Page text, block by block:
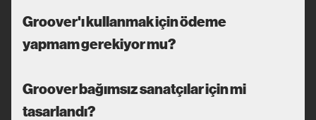
Groover'ı kullanmak için ödeme
yapmam gerekiyor mu?
Groover bağımsız sanatçılar için mi
tasarlandı?